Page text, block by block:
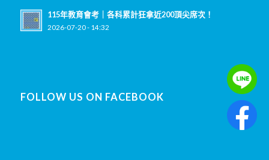
115年教育會考｜各科累計狂拿近200頂尖席次！
2026-07-20 - 14:32
FOLLOW US ON FACEBOOK